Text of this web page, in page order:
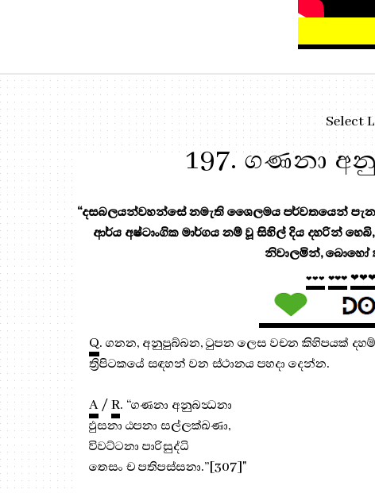
Select
197. ගණනා
“දසබලයන්වහන්සේ නමැති ශෛලමය පර්වතයෙන්
ආර්ය අෂ්ටාංගික මාර්ගය නම් වූ සිහිල් දිය දහරින්
නිවාලමින්, බොහෝ
❤❤❤ ❤❤❤
Q. ගනන, අනුපුබ්බන, ටුපන ලෙස වචන කිහිපයක්
ත්‍රිපිටකයේ සඳහන් වන ස්ථානය පහදා දෙන්න.
A /R. “ගණනා අනුබන්‍ධනා
ඵුසනා ඨපනා සල්ලක්ඛණා,
විවට්ටනා පාරිසුද්ධි
තෙසං ච පතිපස්සනා.”[307]"